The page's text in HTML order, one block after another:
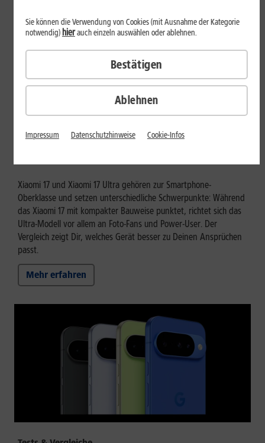
Tests & Vergleiche
Xiaomi 17 vs. Xiaomi 17 Ultra: Für
Xiaomi 17 und Xiaomi 17 Ultra gehören zur Smartphone-
Oberklasse und setzen unterschiedliche Schwerpunkte: Während
das Xiaomi 17 mit kompakter Bauweise punktet, richtet sich das
Ultra-Modell vor allem an Foto-Fans und Power-User. Der
Vergleich zeigt Dir, welches Gerät besser zu Deinen Ansprüchen
passt.
Mehr erfahren
Ablehnen
Sie können die Verwendung von Cookies (mit Ausnahme der Kategorie
notwendig) hierauch einzeln auswählen oder ablehnen.
Bestätigen
Impressum Datenschutzhinweise Cookie-Infos